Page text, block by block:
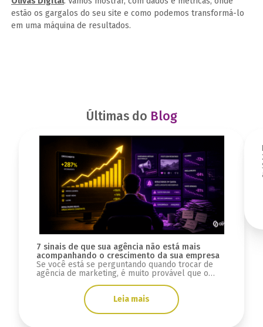
estão os gargalos do seu site e como podemos transformá-lo
em uma máquina de resultados.
Últimas do Blog
7 sinais de que sua agência não está mais
acompanhando o crescimento da sua empresa
Se você está se perguntando quando trocar de
agência de marketing, é muito provável que o
Normalmente, essa sensação aparece aos poucos.
Primeiro vem a impressão de que o marketing
perdeu velocidade. Depois, as reuniões começam
a parecer repetitivas, os relatórios deixam de
Leia mais